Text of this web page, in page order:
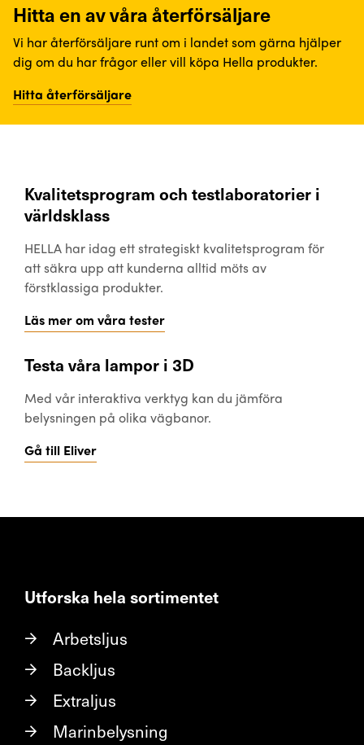
Hitta en av våra återförsäljare
Vi har återförsäljare runt om i landet som gärna hjälper
dig om du har frågor eller vill köpa Hella produkter.
Hitta återförsäljare
Kvalitetsprogram och testlaboratorier i
världsklass
HELLA har idag ett strategiskt kvalitetsprogram för
att säkra upp att kunderna alltid möts av
förstklassiga produkter.
Läs mer om våra tester
Testa våra lampor i 3D
Med vår interaktiva verktyg kan du jämföra
belysningen på olika vägbanor.
Gå till Eliver
Utforska hela sortimentet
Arbetsljus
Backljus
Extraljus
Marinbelysning